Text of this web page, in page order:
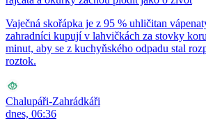
Vaječná skořápka je z 95 % uhličitan
zahradníci kupují v lahvičkách za stovky
minut, aby se z kuchyňského odpadu stal
roztok.
Chalupáři-Zahrádkáři
dnes, 06:36